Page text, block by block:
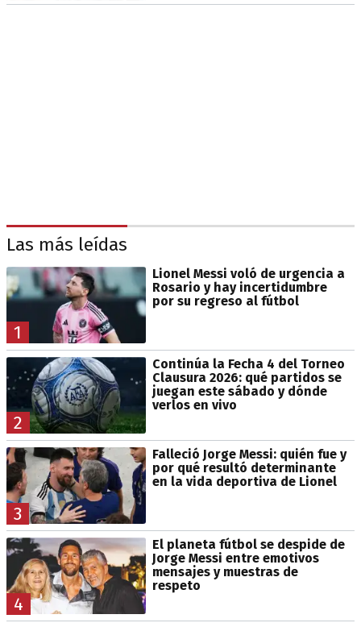
Las más leídas
1
Lionel Messi voló de urgencia a
Rosario y hay incertidumbre
por su regreso al fútbol
2
Continúa la Fecha 4 del Torneo
Clausura 2026: qué partidos se
juegan este sábado y dónde
verlos en vivo
3
Falleció Jorge Messi: quién fue y
por qué resultó determinante
en la vida deportiva de Lionel
4
El planeta fútbol se despide de
Jorge Messi entre emotivos
mensajes y muestras de
respeto